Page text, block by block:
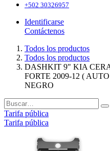
+502 30326957
Identificarse
Contáctenos
Todos los productos
Todos los productos
DASHKIT 9" KIA
FORTE 2009-12 (
NEGRO
Tarifa pública
Tarifa pública